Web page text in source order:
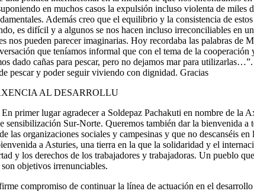
en muchos casos la expulsión incluso violenta de
Además creo que el equilibrio y la consistencia de
es difícil y a algunos se nos hacen incluso irreconciliables en
nos pueden parecer imaginarias. Hoy recordaba las palabras
que teníamos informal que con el tema de la
dado cañas para pescar, pero no dejamos mar para
pescar y poder seguir viviendo con dignidad. Gracias
AL DESARROLLU
primer lugar agradecer a Soldepaz Pachakuti en nombre de
sensibilización Sur-Norte. Queremos también dar la bienvenida
las organizaciones sociales y campesinas y que no descanséis
a Asturies, una tierra en la que la solidaridad y el
y los derechos de los trabajadores y trabajadoras. Un pueblo
objetivos irrenunciables.
compromiso de continuar la línea de actuación en el